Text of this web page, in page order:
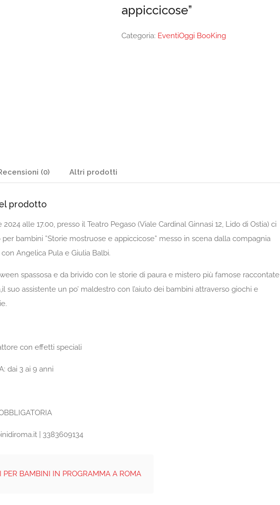
appiccicose”
Categoria: EventiOggi BooKing
(0) Altri prodotti
prodotto
alle 17.00, presso il Teatro Pegaso (Viale Cardinal Ginnasi 12, Lido di Ostia) ci
bambini ”Storie mostruose e appiccicose” messo in scena dalla compagnia
Angelica Pula e Giulia Balbi.
spassosa e da brivido con le storie di paura e mistero più famose raccontate
suo assistente un po’ maldestro con l’aiuto dei bambini attraverso giochi e
con effetti speciali
dai 3 ai 9 anni
| 3383609134
PER BAMBINI IN PROGRAMMA A ROMA